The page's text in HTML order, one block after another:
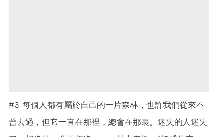
#3 每個人都有屬於自己的一片森林，也許我們從來不
曾去過，但它一直在那裡，總會在那裏。迷失的人迷失